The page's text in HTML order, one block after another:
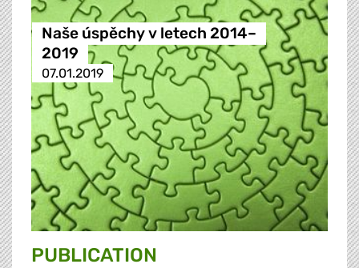
Naše úspěchy v letech 2014–
2019
07.01.2019
PUBLICATION